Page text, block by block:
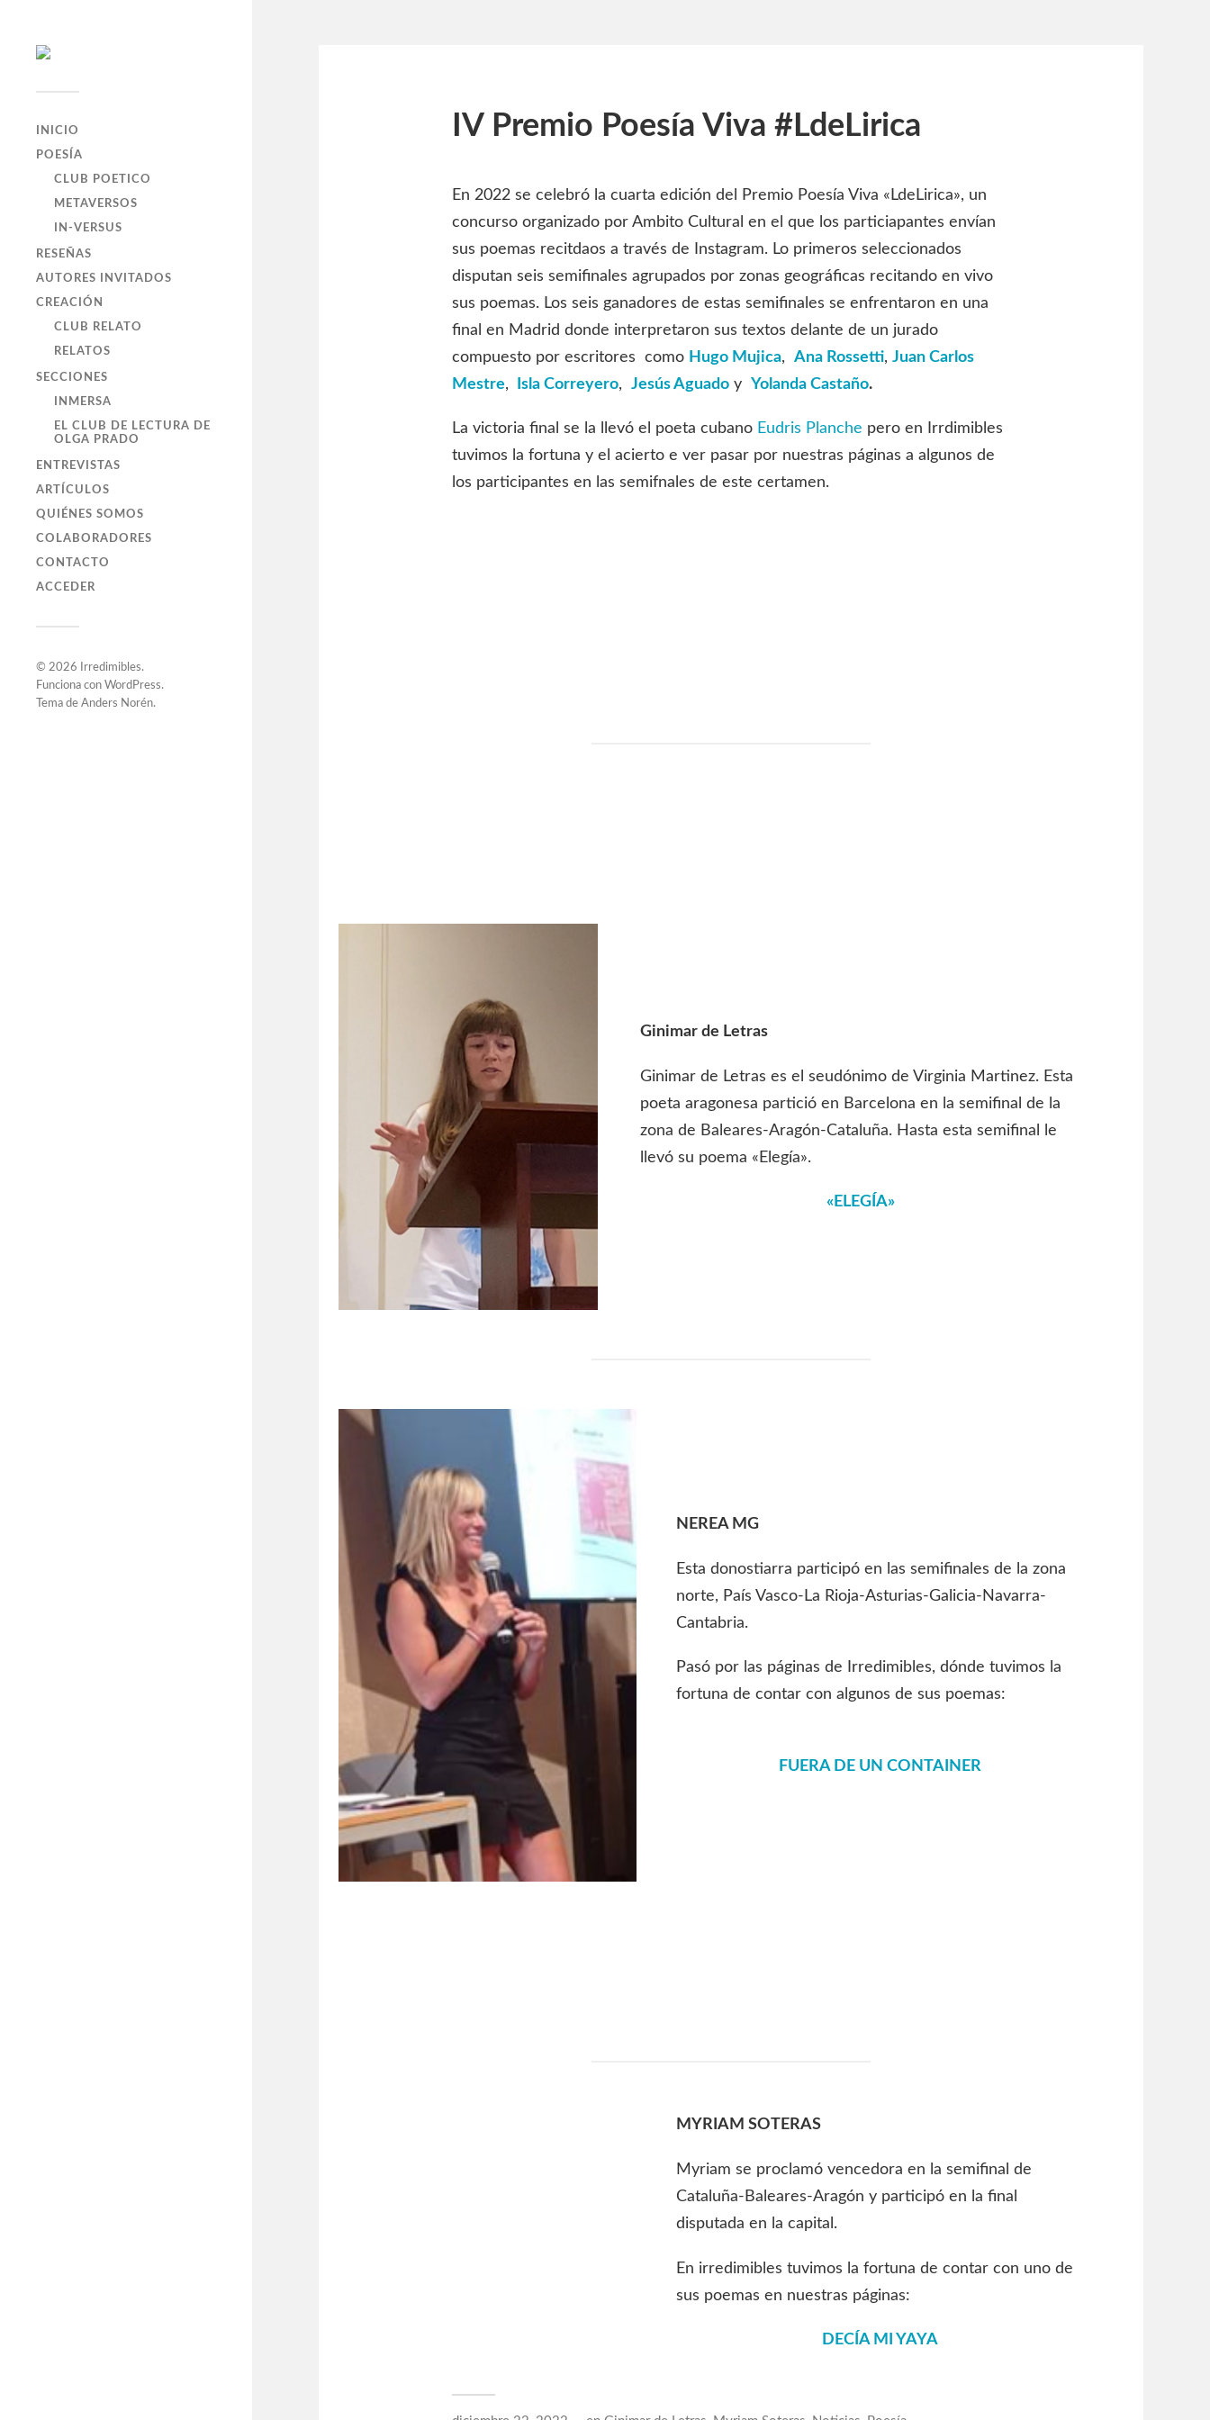
INICIO
POESÍA
CLUB POETICO
METAVERSOS
IN-VERSUS
RESEÑAS
AUTORES INVITADOS
CREACIÓN
CLUB RELATO
RELATOS
SECCIONES
INMERSA
EL CLUB DE LECTURA DE
OLGA PRADO
ENTREVISTAS
ARTÍCULOS
QUIÉNES SOMOS
COLABORADORES
CONTACTO
ACCEDER
© 2026 Irredimibles.
Funciona con WordPress.
Tema de Anders Norén.
IV Premio Poesía Viva #LdeLirica
En 2022 se celebró la cuarta edición del Premio Poesía Viva «LdeLirica», un
concurso organizado por Ambito Cultural en el que los particiapantes envían
sus poemas recitdaos a través de Instagram. Lo primeros seleccionados
disputan seis semifinales agrupados por zonas geográficas recitando en vivo
sus poemas. Los seis ganadores de estas semifinales se enfrentaron en una
final en Madrid donde interpretaron sus textos delante de un jurado
compuesto por escritores como Hugo Mujica, Ana Rossetti, Juan Carlos
Mestre, Isla Correyero, Jesús Aguado y Yolanda Castaño.
La victoria final se la llevó el poeta cubano Eudris Planche pero en Irrdimibles
tuvimos la fortuna y el acierto e ver pasar por nuestras páginas a algunos de
los participantes en las semifnales de este certamen.
Ginimar de Letras
Ginimar de Letras es el seudónimo de Virginia Martinez. Esta
poeta aragonesa partició en Barcelona en la semifinal de la
zona de Baleares-Aragón-Cataluña. Hasta esta semifinal le
llevó su poema «Elegía».
«ELEGÍA»
NEREA MG
Esta donostiarra participó en las semifinales de la zona
norte, País Vasco-La Rioja-Asturias-Galicia-Navarra-
Cantabria.
Pasó por las páginas de Irredimibles, dónde tuvimos la
fortuna de contar con algunos de sus poemas:
FUERA DE UN CONTAINER
MYRIAM SOTERAS
Myriam se proclamó vencedora en la semifinal de
Cataluña-Baleares-Aragón y participó en la final
disputada en la capital.
En irredimibles tuvimos la fortuna de contar con uno de
sus poemas en nuestras páginas:
DECÍA MI YAYA